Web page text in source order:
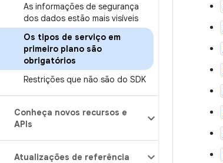
As informações de segurança
dos dados estão mais visíveis
Os tipos de serviço em
primeiro plano são
obrigatórios
Restrições que não são do SDK
Conheça novos recursos e
APIs
Atualizações de referência